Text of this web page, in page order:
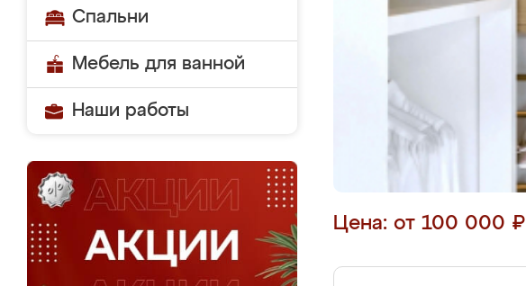
Спальни
Мебель для ванной
Наши работы
Цена: от 100 000 ₽